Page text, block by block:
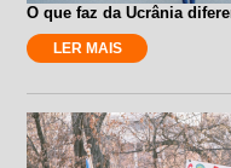
O que faz da Ucrânia
LER MAIS